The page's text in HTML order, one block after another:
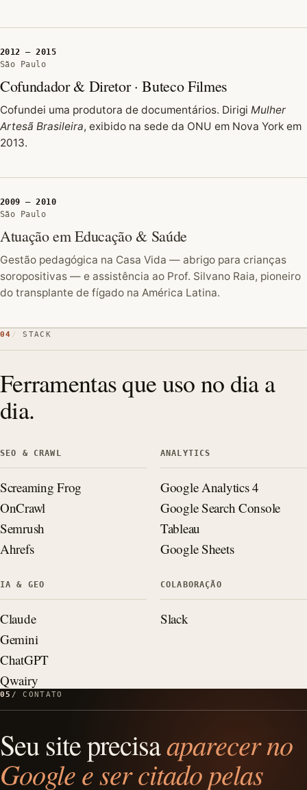
2012 — 2015
São Paulo
Cofundador & Diretor · Buteco Filmes
Cofundei uma produtora de documentários. Dirigi Mulher
Artesã Brasileira, exibido na sede da ONU em Nova York em
2013.
2009 — 2010
São Paulo
Atuação em Educação & Saúde
Gestão pedagógica na Casa Vida — abrigo para crianças
soropositivas — e assistência ao Prof. Silvano Raia, pioneiro
do transplante de fígado na América Latina.
04 STACK
Ferramentas que uso no dia a
dia.
SEO & CRAWL
Screaming Frog
OnCrawl
Semrush
Ahrefs
ANALYTICS
Google Analytics 4
Google Search Console
Tableau
Google Sheets
IA & GEO
Claude
Gemini
ChatGPT
Qwairy
COLABORAÇÃO
Slack
05 CONTATO
Seu site precisaaparecer no
Google e ser citado pelas